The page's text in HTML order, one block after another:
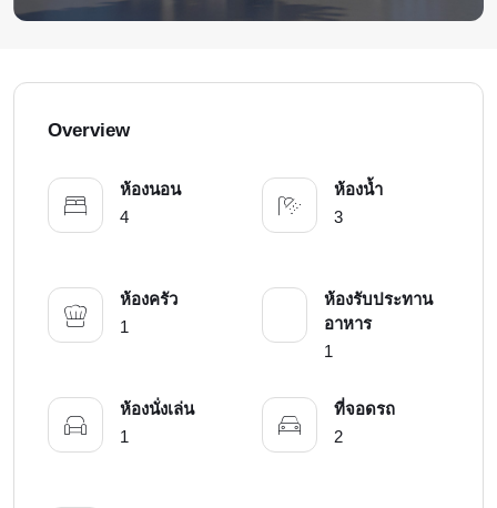
Overview
ห้องนอน
4
ห้องน้ำ
3
ห้องครัว
1
ห้องรับประทาน
อาหาร
1
ห้องนั่งเล่น
1
ที่จอดรถ
2